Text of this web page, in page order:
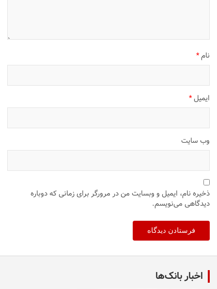
نام*
ایمیل*
وب‌ سایت
ذخیره نام، ایمیل و وبسایت من در مرورگر برای زمانی که دوباره
دیدگاهی می‌نویسم.
اخبار بانک‌ها